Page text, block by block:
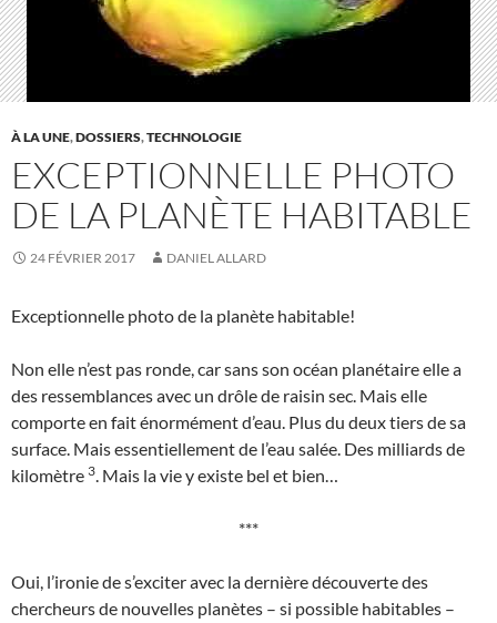
À LA UNE,DOSSIERS,TECHNOLOGIE
EXCEPTIONNELLE PHOTO
DE LA PLANÈTE HABITABLE
24 FÉVRIER 2017 DANIEL ALLARD
Exceptionnelle photo de la planète habitable!
Non elle n’est pas ronde, car sans son océan planétaire elle a
des ressemblances avec un drôle de raisin sec. Mais elle
comporte en fait énormément d’eau. Plus du deux tiers de sa
surface. Mais essentiellement de l’eau salée. Des milliards de
kilomètre 3. Mais la vie y existe bel et bien…
***
Oui, l’ironie de s’exciter avec la dernière découverte des
chercheurs de nouvelles planètes – si possible habitables –